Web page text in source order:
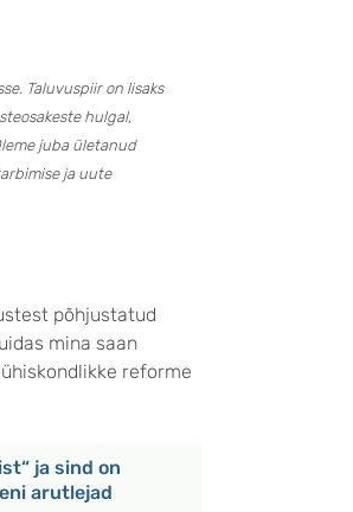
Taluvuspiir on lisaks
hulgal,
juba ületanud
ja uute
põhjustatud
mina saan
reforme
ja sind on
arutlejad